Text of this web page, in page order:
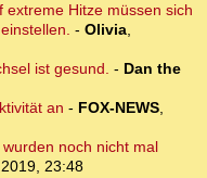
extreme Hitze müssen sich
- Olivia,
ist gesund. - Dan the
an - FOX-NEWS,
noch nicht mal
23:48